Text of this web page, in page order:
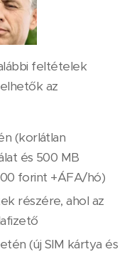
feltételek
az
(korlátlan
és 500 MB
forint +ÁFA/hó)
részére, ahol az
(új SIM kártya és